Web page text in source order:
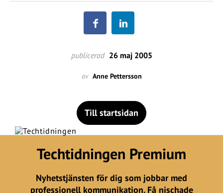
publicerad 26 maj 2005
av Anne Pettersson
Till startsidan
Techtidningen Premium
Nyhetstjänsten för dig som jobbar med
professionell kommunikation. Få nischade